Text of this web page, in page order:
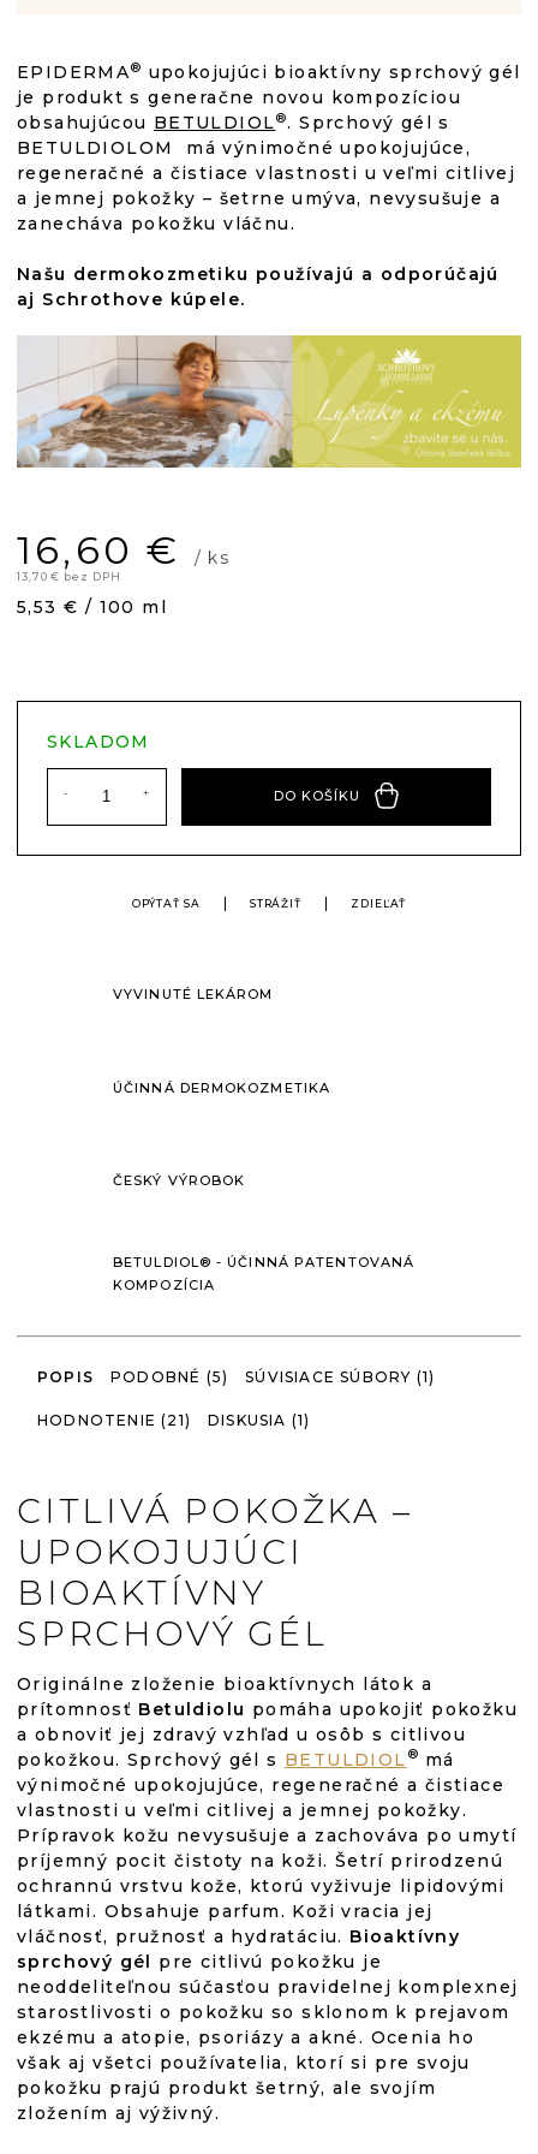
16,60 € / ks
13,70 € bez DPH
Jednotková
5,53 € / 100 ml
EPIDERMA® upokojujúci bioaktívny sprchový gél
je produkt s generačne novou kompozíciou
obsahujúcou BETULDIOL®. Sprchový gél s
BETULDIOLOM má výnimočné upokojujúce,
regeneračné a čistiace vlastnosti u veľmi citlivej
a jemnej pokožky – šetrne umýva, nevysušuje a
zanecháva pokožku vláčnu.
Našu dermokozmetiku používajú a odporúčajú
aj Schrothove kúpele.
OPÝTAŤ SA STRÁŽIŤ ZDIEĽAŤ
SKLADOM
DO KOŠÍKU
VYVINUTÉ LEKÁROM
ÚČINNÁ DERMOKOZMETIKA
ČESKÝ VÝROBOK
BETULDIOL® - ÚČINNÁ PATENTOVANÁ
KOMPOZÍCIA
POPIS PODOBNÉ (5) SÚVISIACE SÚBORY (1)
HODNOTENIE (21) DISKUSIA (1)
CITLIVÁ POKOŽKA –
UPOKOJUJÚCI
BIOAKTÍVNY
SPRCHOVÝ GÉL
Originálne zloženie bioaktívnych látok a
prítomnosť Betuldiolu pomáha upokojiť pokožku
a obnoviť jej zdravý vzhľad u osôb s citlivou
pokožkou. Sprchový gél s BETULDIOL ® má
výnimočné upokojujúce, regeneračné a čistiace
vlastnosti u veľmi citlivej a jemnej pokožky.
Prípravok kožu nevysušuje a zachováva po umytí
príjemný pocit čistoty na koži. Šetrí prirodzenú
ochrannú vrstvu kože, ktorú vyživuje lipidovými
látkami. Obsahuje parfum. Koži vracia jej
vláčnosť, pružnosť a hydratáciu. Bioaktívny
sprchový gél pre citlivú pokožku je
neoddeliteľnou súčasťou pravidelnej komplexnej
starostlivosti o pokožku so sklonom k prejavom
ekzému a atopie, psoriázy a akné. Ocenia ho
však aj všetci používatelia, ktorí si pre svoju
pokožku prajú produkt šetrný, ale svojím
zložením aj výživný.